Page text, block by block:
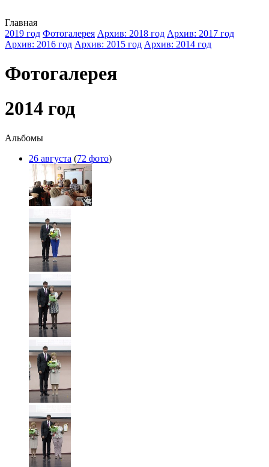
Главная
2019 год Фотогалерея Архив: 2018 год Архив: 2017 год
Архив: 2016 год Архив: 2015 год Архив: 2014 год
Фотогалерея
2014 год
Альбомы
26 августа (72 фото)